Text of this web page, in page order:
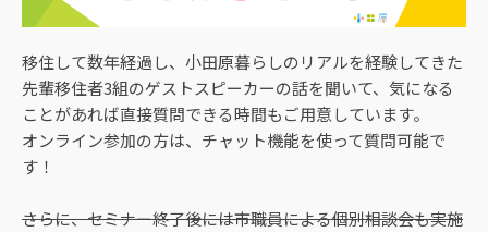
移住して数年経過し、小田原暮らしのリアルを経験してきた
先輩移住者3組のゲストスピーカーの話を聞いて、気になる
ことがあれば直接質問できる時間もご用意しています。
オンライン参加の方は、チャット機能を使って質問可能で
す！
さらに、セミナー終了後には市職員による個別相談会も実施